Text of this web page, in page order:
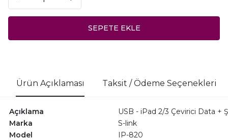
SEPETE EKLE
Ürün Açıklaması Taksit / Ödeme Seçenekleri
Açıklama
USB - iPad 2/3 Çevirici Data +
Marka
S-link
Model
IP-820